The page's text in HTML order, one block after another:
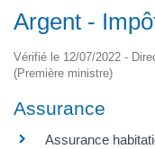
Argent -
Vérifié le 12/07/2022 -
(Première ministre)
Assurance
Assurance